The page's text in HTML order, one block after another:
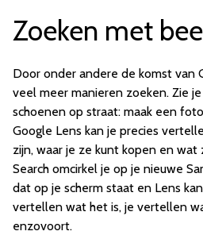
Zoeken met
Door onder andere de komst van
veel meer manieren zoeken. Zie
schoenen op straat: maak een
Google Lens kan je precies
zijn, waar je ze kunt kopen en
Search omcirkel je op je nieuwe
dat op je scherm staat en Lens
vertellen wat het is, je vertellen
enzovoort.